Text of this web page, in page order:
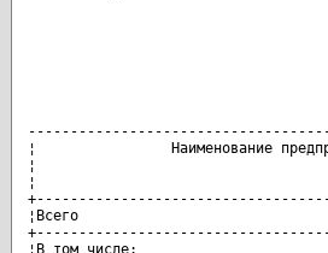
¦                Наименование
¦
¦
¦Всего
¦В том числе: